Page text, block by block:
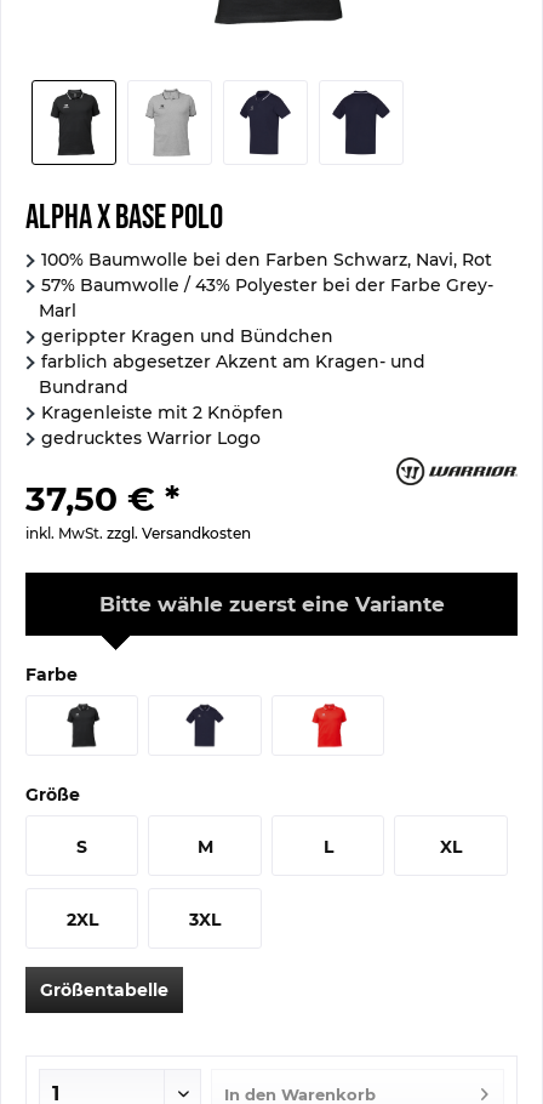
Alpha X Base Polo
100% Baumwolle bei den Farben Schwarz, Navi, Rot
57% Baumwolle / 43% Polyester bei der Farbe Grey-
Marl
gerippter Kragen und Bündchen
farblich abgesetzer Akzent am Kragen- und
Bundrand
Kragenleiste mit 2 Knöpfen
gedrucktes Warrior Logo
37,50 € *
inkl. MwSt. zzgl. Versandkosten
Bitte wähle zuerst eine Variante
Farbe
Größe
S M L XL
2XL 3XL
Größentabelle
In den Warenkorb